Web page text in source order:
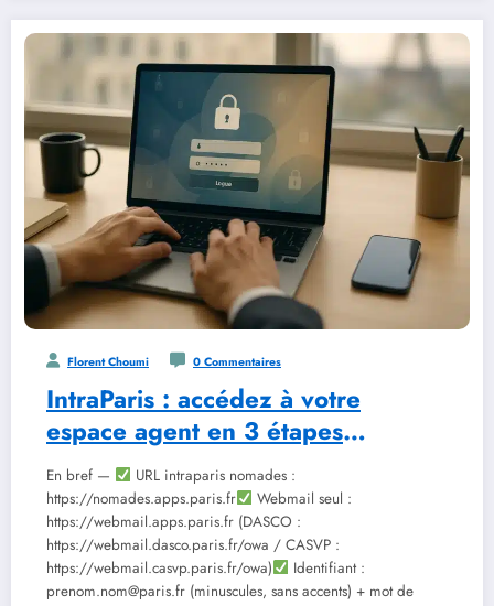
Florent Choumi 0 Commentaires
IntraParis : accédez à votre
espace agent en 3 étapes
sécurisées
En bref —
URL intraparis nomades :
https://nomades.apps.paris.fr
Webmail seul :
https://webmail.apps.paris.fr (DASCO :
https://webmail.dasco.paris.fr/owa / CASVP :
https://webmail.casvp.paris.fr/owa)
Identifiant :
prenom.nom@paris.fr (minuscules, sans accents) + mot de